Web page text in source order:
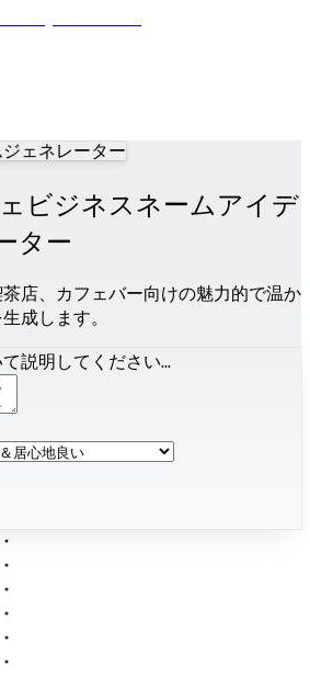
ェネレーター
ビジネスネームアイデ
ター
店、カフェバー向けの魅力的で温か
成します。
説明してください...